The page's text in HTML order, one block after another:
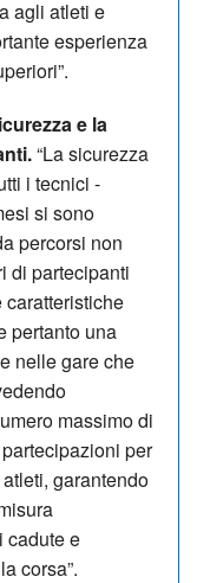
agli atleti e
esperienza
e la
“La sicurezza
i tecnici -
si sono
percorsi non
di partecipanti
pertanto una
nelle gare che
massimo di
per
garantendo
cadute e
corsa”.